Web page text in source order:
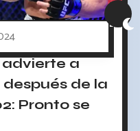
a
de la
Pronto se